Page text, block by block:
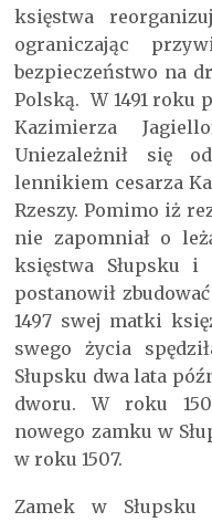
księstwa
ograniczając
bezpieczeństwo na
Polską. W 1491 roku
Kazimierza
Uniezależnił się
lennikiem cesarza
Rzeszy. Pomimo iż
nie zapomniał o
księstwa Słupsku i
postanowił
1497 swej matki
swego życia
Słupsku dwa lata
dworu. W roku
nowego zamku w
w roku 1507.
Zamek w